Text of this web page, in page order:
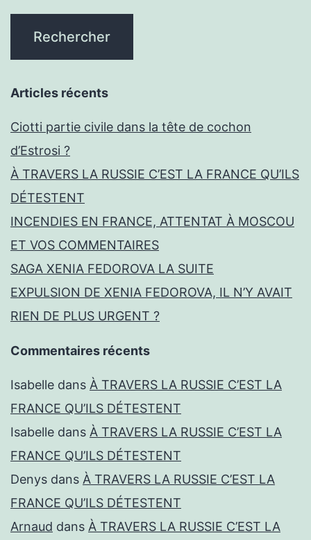
Articles récents
Ciotti partie civile dans la tête de cochon
d’Estrosi ?
À TRAVERS LA RUSSIE C’EST LA FRANCE QU’ILS
DÉTESTENT
INCENDIES EN FRANCE, ATTENTAT À MOSCOU
ET VOS COMMENTAIRES
SAGA XENIA FEDOROVA LA SUITE
EXPULSION DE XENIA FEDOROVA, IL N’Y AVAIT
RIEN DE PLUS URGENT ?
Commentaires récents
Isabelle dans À TRAVERS LA RUSSIE C’EST LA
FRANCE QU’ILS DÉTESTENT
Isabelle dans À TRAVERS LA RUSSIE C’EST LA
FRANCE QU’ILS DÉTESTENT
Denys dans À TRAVERS LA RUSSIE C’EST LA
FRANCE QU’ILS DÉTESTENT
Arnaud dans À TRAVERS LA RUSSIE C’EST LA